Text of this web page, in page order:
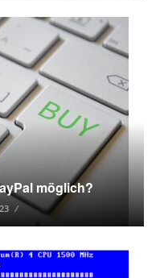
möglich?